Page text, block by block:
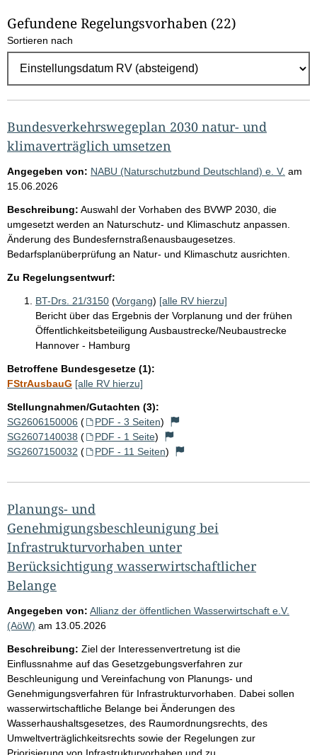
l
E
g
e
b
n
i
s
s
e
p
r
o
t
e
Gefundene Regelungsvorhaben (22)
Sortieren nach
Bundesverkehrswegeplan 2030 natur- und
klimaverträglich umsetzen
Angegeben von: NABU (Naturschutzbund Deutschland) e. V. am
15.06.2026
Beschreibung: Auswahl der Vorhaben des BVWP 2030, die
umgesetzt werden an Naturschutz- und Klimaschutz anpassen.
Änderung des Bundesfernstraßenausbaugesetzes.
Bedarfsplanüberprüfung an Natur- und Klimaschutz ausrichten.
Zu Regelungsentwurf:
BT-Drs. 21/3150 (Vorgang) [alle RV hierzu]
Bericht über das Ergebnis der Vorplanung und der frühen
Öffentlichkeitsbeteiligung Ausbaustrecke/Neubaustrecke
Hannover - Hamburg
Betroffene Bundesgesetze (1):
FStrAusbauG [alle RV hierzu]
Stellungnahmen/Gutachten (3):
SG2606150006 ( PDF - 3 Seiten)
SG2607140038 ( PDF - 1 Seite)
SG2607150032 ( PDF - 11 Seiten)
Planungs- und
Genehmigungsbeschleunigung bei
Infrastrukturvorhaben unter
Berücksichtigung wasserwirtschaftlicher
Belange
Angegeben von: Allianz der öffentlichen Wasserwirtschaft e.V.
(AöW) am 13.05.2026
Beschreibung: Ziel der Interessenvertretung ist die
Einflussnahme auf das Gesetzgebungsverfahren zur
Beschleunigung und Vereinfachung von Planungs- und
Genehmigungsverfahren für Infrastrukturvorhaben. Dabei sollen
wasserwirtschaftliche Belange bei Änderungen des
Wasserhaushaltsgesetzes, des Raumordnungsrechts, des
Umweltverträglichkeitsrechts sowie der Regelungen zur
Priorisierung von Infrastrukturvorhaben und zu